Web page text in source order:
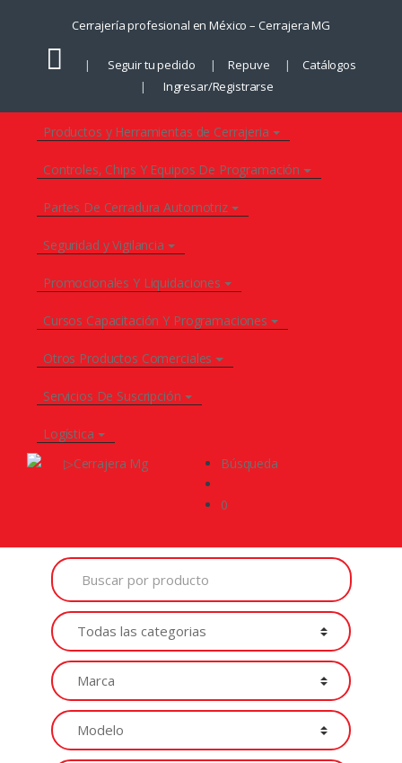
navegación
contenido
Cerrajería profesional en México – Cerrajera MG
Seguir tu pedido Repuve
Catálogos
Ingresar/Registrarse
Productos y Herramientas de Cerrajeria
Controles, Chips Y Equipos De Programación
Partes De Cerradura Automotriz
Seguridad y Vigilancia
Promocionales Y Liquidaciones
Cursos Capacitación Y Programaciones
Otros Productos Comerciales
Servicios De Suscripción
Logística
Búsqueda
0
Buscar
por
Productos